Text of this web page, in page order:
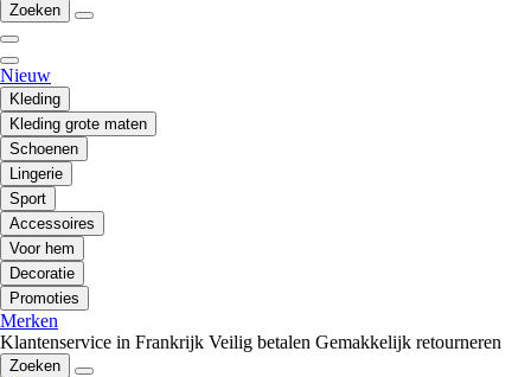
Zoeken
Nieuw
Kleding
Kleding grote maten
Schoenen
Lingerie
Sport
Accessoires
Voor hem
Decoratie
Promoties
Merken
Klantenservice in Frankrijk Veilig betalen Gemakkelijk retourneren
Zoeken